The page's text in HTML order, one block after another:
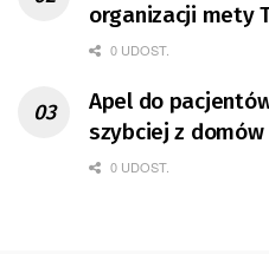
organizacji mety
0 UDOST.
Apel do
szybciej z domów
0 UDOST.